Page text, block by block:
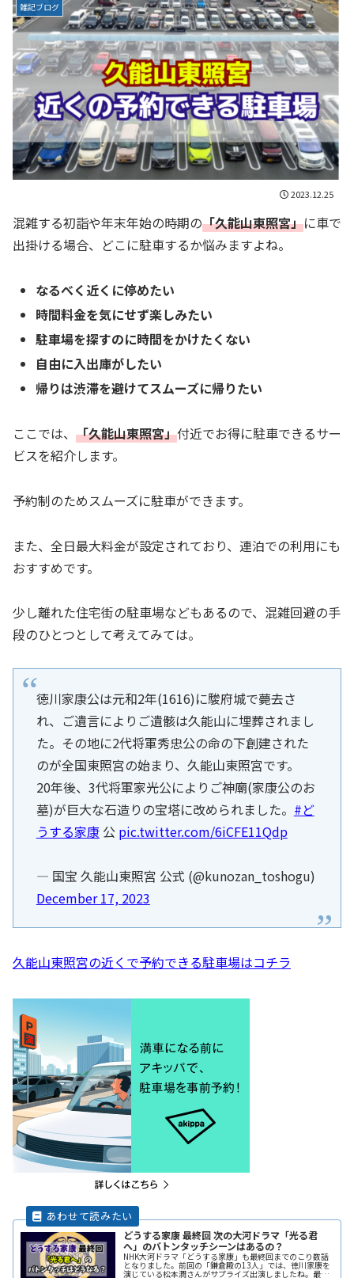
雑記ブログ
2023.12.25
混雑する初詣や年末年始の時期の「久能山東照宮」に車で
出掛ける場合、どこに駐車するか悩みますよね。
なるべく近くに停めたい
時間料金を気にせず楽しみたい
駐車場を探すのに時間をかけたくない
自由に入出庫がしたい
帰りは渋滞を避けてスムーズに帰りたい
ここでは、 「久能山東照宮」付近でお得に駐車できるサー
ビスを紹介します。
予約制のためスムーズに駐車ができます。
また、全日最大料金が設定されており、連泊での利用にも
おすすめです。
少し離れた住宅街の駐車場などもあるので、混雑回避の手
段のひとつとして考えてみては。
徳川家康公は元和2年(1616)に駿府城で薨去さ
れ、ご遺言によりご遺骸は久能山に埋葬されまし
た。その地に2代将軍秀忠公の命の下創建された
のが全国東照宮の始まり、久能山東照宮です。
20年後、3代将軍家光公によりご神廟(家康公のお
墓)が巨大な石造りの宝塔に改められました。 #ど
うする家康公 pic.twitter.com/6iCFE11Qdp
— 国宝 久能山東照宮 公式 (@kunozan_toshogu)
December 17, 2023
久能山東照宮の近くで予約できる駐車場はコチラ
どうする家康 最終回 次の大河ドラマ「光る君
へ」のバトンタッチシーンはあるの？
NHK大河ドラマ「どうする家康」も最終回までのこり数話
となりました。前回の「鎌倉殿の13人」では、徳川家康を
演じている松本潤さんがサプライズ出演しましたね。最終